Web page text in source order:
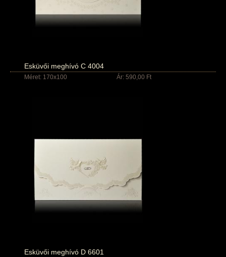
Esküvői meghívó C 4004
Méret: 170x100 Ár: 590,00 Ft
Esküvői meghívó D 6601